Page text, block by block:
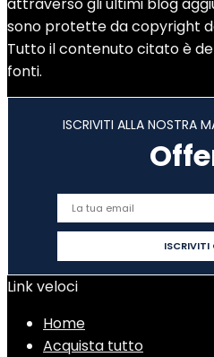
sono protette da copyright
Tutto il contenuto citato è
fonti.
ISCRIVITI ALLA NOSTRA
Link veloci
Home
Acquista tutto